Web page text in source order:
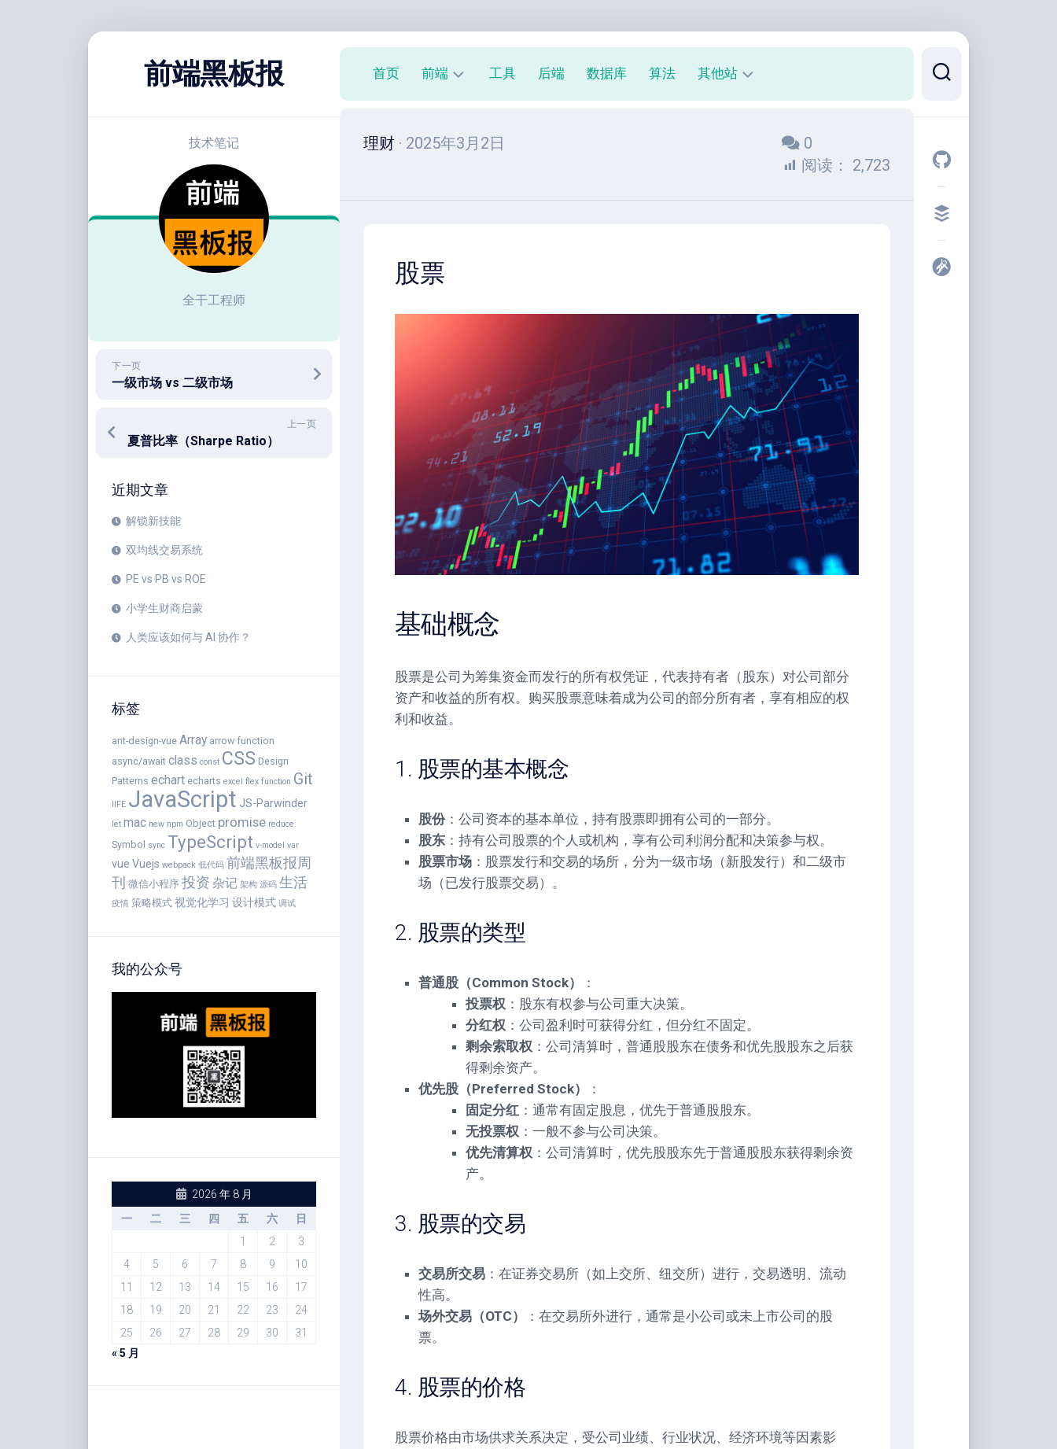
前端黑板报
技术笔记
全干工程师
下一页
一级市场 vs 二级市场
上一页
夏普比率（Sharpe Ratio）
近期文章
解锁新技能
双均线交易系统
PE vs PB vs ROE
小学生财商启蒙
人类应该如何与 AI 协作？
标签
ant-design-vue Array arrow function
async/await class const CSS Design
Patterns echart echarts excel flex function Git
IIFE JavaScript JS-Parwinder
let mac new npm Object promise reduce
Symbol sync TypeScript v-model var
vue Vuejs webpack 低代码 前端黑板报周
刊 微信小程序 投资 杂记 架构 源码 生活
疫情 策略模式 视觉化学习 设计模式 调试
我的公众号
2026 年 8 月
一
二 三 四 五 六
日
1
2
3
4
5 6 7 8 9
10
11
12 13 14 15 16
17
18
19 20 21 22 23
24
25
26 27 28 29 30
31
« 5 月
首页 前端
端
工具 后端 数据库 算法 其他站
发
者
具
Markdown
编
辑
器
豆
瓣
年
度
书
单
Vue
全
家
板
JS-
Version
白
噪
理财 · 2025年3月2日
0
阅读：
2,723
股票
基础概念
股票是公司为筹集资金而发行的所有权凭证，代表持有者（股东）对公司部分
资产和收益的所有权。购买股票意味着成为公司的部分所有者，享有相应的权
利和收益。
1. 股票的基本概念
股份：公司资本的基本单位，持有股票即拥有公司的一部分。
股东 ：持有公司股票的个人或机构，享有公司利润分配和决策参与权。
股票市场 ：股票发行和交易的场所，分为一级市场（新股发行）和二级市
场（已发行股票交易）。
2. 股票的类型
普通股（Common Stock）
：
投票权 ：股东有权参与公司重大决策。
分红权 ：公司盈利时可获得分红，但分红不固定。
剩余索取权 ：公司清算时，普通股股东在债务和优先股股东之后获
得剩余资产。
优先股（Preferred Stock）
：
固定分红 ：通常有固定股息，优先于普通股股东。
无投票权 ：一般不参与公司决策。
优先清算权 ：公司清算时，优先股股东先于普通股股东获得剩余资
产。
3. 股票的交易
交易所交易 ：在证券交易所（如上交所、纽交所）进行，交易透明、流动
性高。
场外交易（OTC）
：在交易所外进行，通常是小公司或未上市公司的股
票。
4. 股票的价格
股票价格由市场供求关系决定，受公司业绩、行业状况、经济环境等因素影